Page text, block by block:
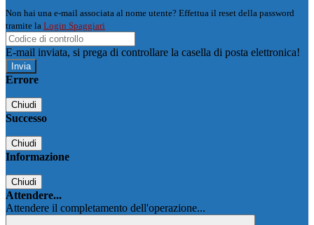
Non hai una e-mail associata al nome utente? Effettua il reset della password
tramite la Login Spaggiari
E-mail inviata, si prega di controllare la casella di posta elettronica!
Errore
Chiudi
Successo
Chiudi
Informazione
Chiudi
Attendere...
Attendere il completamento dell'operazione...